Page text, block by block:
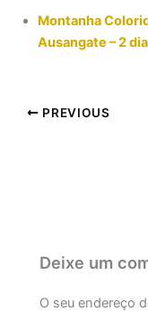
Montanha
Ausangate – 2
PREVIOUS
Deixe um
O seu endereço